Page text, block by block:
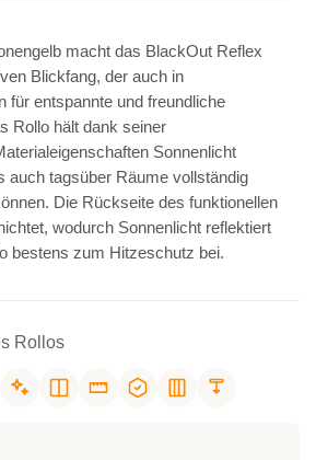
macht das BlackOut Reflex
Blickfang, der auch in
für entspannte und freundliche
Rollo hält dank seiner
Sonnenlicht
auch tagsüber Räume vollständig
Die Rückseite des funktionellen
wodurch Sonnenlicht reflektiert
bestens zum Hitzeschutz bei.
Rollos